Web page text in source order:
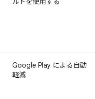
Google Play による自動
軽減